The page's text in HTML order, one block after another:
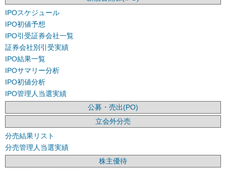
IPOスケジュール
IPO初値予想
IPO引受証券会社一覧
証券会社別引受実績
IPO結果一覧
IPOサマリー分析
IPO初値分析
IPO管理人当選実績
公募・売出(PO)
立会外分売
分売結果リスト
分売管理人当選実績
株主優待